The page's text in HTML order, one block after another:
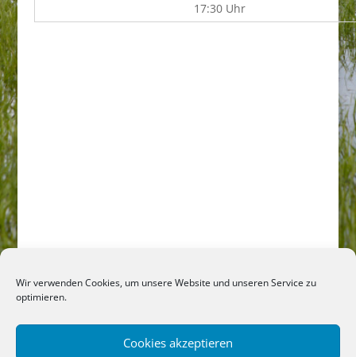
Wir verwenden Cookies, um unsere Website und unseren Service zu
optimieren.
Cookies akzeptieren
17:30 Uhr